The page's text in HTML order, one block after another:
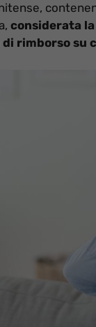
considerata
rimborso su